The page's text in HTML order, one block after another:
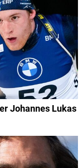
Johannes Lukas